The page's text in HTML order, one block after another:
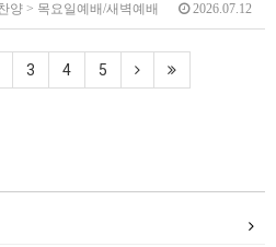
양 > 목요일예배/새벽예배 2026.07.12
3 4 5